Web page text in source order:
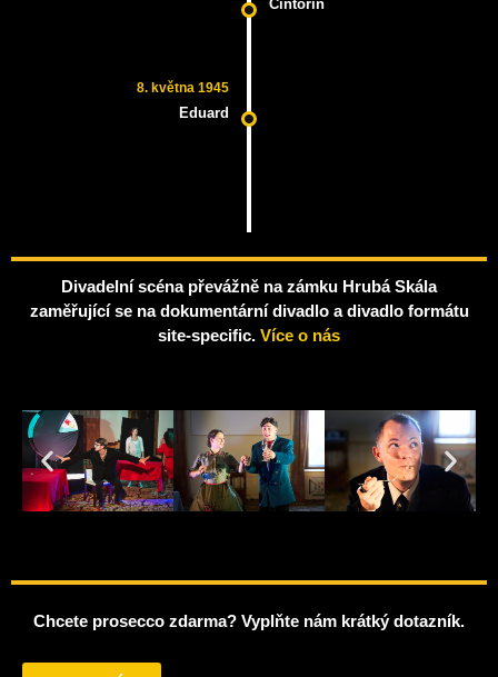
Cintorín
8. května 1945
Eduard
Divadelní scéna převážně na zámku Hrubá Skála
zaměřující se na dokumentární divadlo a divadlo formátu
site-specific. Více o nás
Chcete prosecco zdarma? Vyplňte nám krátký dotazník.